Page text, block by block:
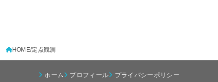
HOME 定点観測
ホーム プロフィール
プライバシーポリシー